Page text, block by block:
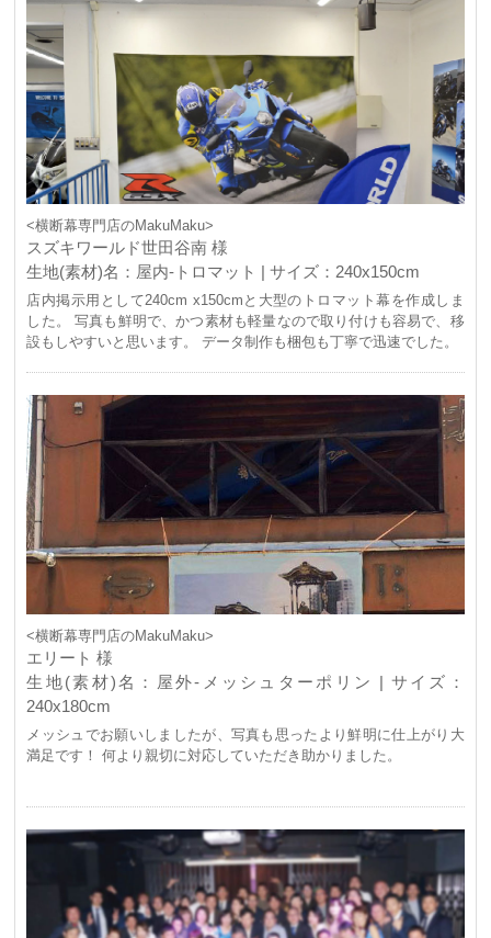
<横断幕専門店のMakuMaku>
スズキワールド世田谷南 様
生地(素材)名：屋内-トロマット | サイズ：240x150cm
店内掲示用として240cm x150cmと大型のトロマット幕を作成しま
した。 写真も鮮明で、かつ素材も軽量なので取り付けも容易で、移
設もしやすいと思います。 データ制作も梱包も丁寧で迅速でした。
<横断幕専門店のMakuMaku>
エリート 様
生地(素材)名：屋外-メッシュターポリン | サイズ：
240x180cm
メッシュでお願いしましたが、写真も思ったより鮮明に仕上がり大
満足です！ 何より親切に対応していただき助かりました。